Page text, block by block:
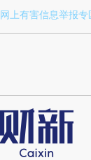
网上有害信息举报专